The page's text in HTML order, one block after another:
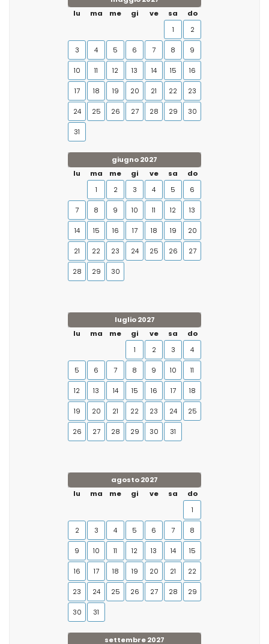
lu
ma me gi ve sa
do
1
2
3 4 5 6 7 8 9
10 11 12 13 14 15 16
17 18 19 20 21 22 23
24 25 26 27 28 29 30
31
giugno 2027
lu
ma me gi ve sa
do
1
2 3 4 5 6
7 8 9 10 11 12 13
14 15 16 17 18 19 20
21 22 23 24 25 26 27
28 29 30
luglio 2027
lu
ma me gi ve sa
do
1
2 3 4
5 6 7 8 9 10 11
12 13 14 15 16 17 18
19 20 21 22 23 24 25
26 27 28 29 30 31
agosto 2027
lu
ma me gi ve sa
do
1
2 3 4 5 6 7 8
9 10 11 12 13 14 15
16 17 18 19 20 21 22
23 24 25 26 27 28 29
30 31
settembre 2027